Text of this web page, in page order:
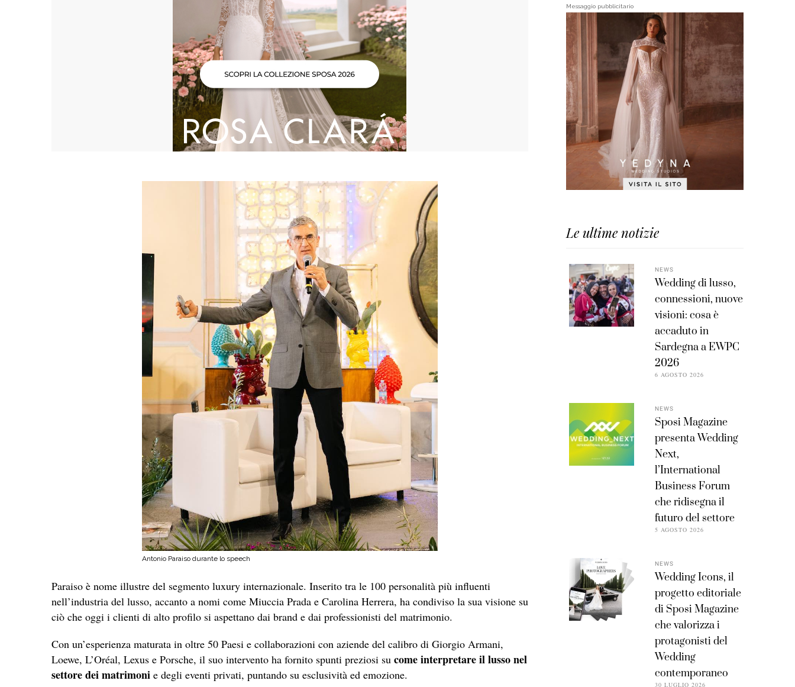
Antonio Paraiso durante lo speech
Paraiso è nome illustre del segmento luxury internazionale. Inserito tra le 100 personalità più influenti
nell’industria del lusso, accanto a nomi come Miuccia Prada e Carolina Herrera, ha condiviso la sua visione su
ciò che oggi i clienti di alto profilo si aspettano dai brand e dai professionisti del matrimonio.
Con un’esperienza maturata in oltre 50 Paesi e collaborazioni con aziende del calibro di Giorgio Armani,
Loewe, L’Oréal, Lexus e Porsche, il suo intervento ha fornito spunti preziosi su come interpretare il lusso nel
settore dei matrimoni e degli eventi privati, puntando su esclusività ed emozione.
Messaggio pubblicitario
Le ultime notizie
NEWS
Wedding di lusso,
connessioni, nuove
visioni: cosa è
accaduto in
Sardegna a EWPC
2026
6 AGOSTO 2026
NEWS
Sposi Magazine
presenta Wedding
Next,
l’International
Business Forum
che ridisegna il
futuro del settore
5 AGOSTO 2026
NEWS
Wedding Icons, il
progetto editoriale
di Sposi Magazine
che valorizza i
protagonisti del
Wedding
contemporaneo
30 LUGLIO 2026